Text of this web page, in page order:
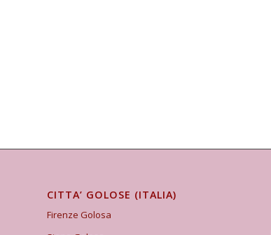
CITTA’ GOLOSE (ITALIA)
Firenze Golosa